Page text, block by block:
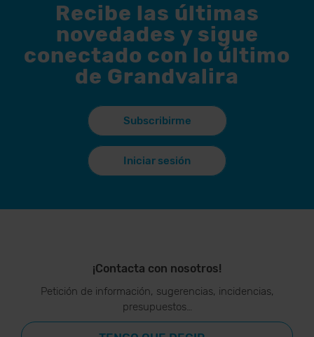
Recibe las últimas
novedades y sigue
conectado con lo último
de Grandvalira
Subscribirme
Iniciar sesión
¡Contacta con nosotros!
Petición de información, sugerencias, incidencias,
presupuestos…